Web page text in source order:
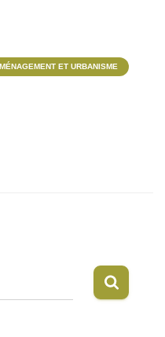
ET URBANISME